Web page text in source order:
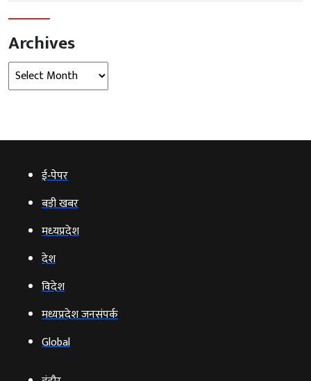
Archives
Archives
ई‑पेपर
बड़ी खबर
मध्‍यप्रदेश
देश
विदेश
मध्यप्रदेश जनसंपर्क
Global